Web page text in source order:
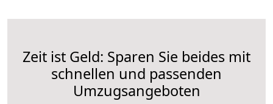
Zeit ist Geld: Sparen Sie beides mit
schnellen und passenden
Umzugsangeboten